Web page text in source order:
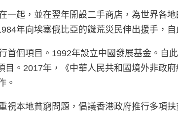
一起，並在翌年開設二手商店，為世界各
年向埃塞俄比亞的饑荒災民伸出援手，自
首個項目。1992年設立中國發展基金。自
。2017年，《中華人民共和國境外非政
。
視本地貧窮問題，倡議香港政府推行多項